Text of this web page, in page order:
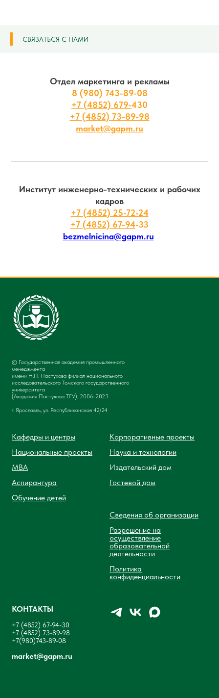
СВЯЗАТЬСЯ С НАМИ
Отдел маркетинга и рекламы
8 (980) 743-89-08
+7 (4852) 679-430
+7 (4852) 73-89-98
market@gapm.ru
Институт инженерно-технических и рабочих
кадров
+7 (4852) 25-72-24
+7 (4852) 67-94-33
bezmelnicina@gapm.ru
© Государственная академия промышленного
менеджмента
имени Н.П. Пастухова филиал национального
исследовательского Томского государственного
университета
(Академия Пастухова ТГУ), 2006-2023
г. Ярославль, ул. Республиканская 42/24
Кафедры и центры
Национальные проекты
MBA
Аспирантура
Обучение детей
Корпоративные проекты
Наука и технологии
Издательский дом
Гостевой дом
Сведения об организации
Разрешение на
осуществление
образовательной
деятельности
Политика
конфиденциальности
КОНТАКТЫ
+7 (4852) 67-94-30
+7 (4852) 73-89-98
+7(980)743-89-08
market@gapm.ru